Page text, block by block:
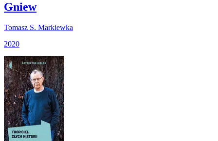
Gniew
Tomasz S. Markiewka
2020